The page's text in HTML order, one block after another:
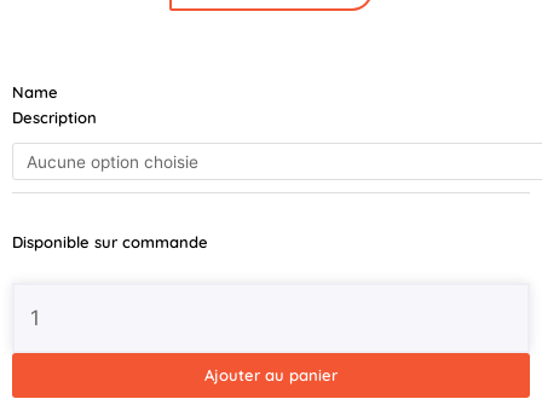
Name
Description
Disponible sur commande
de
BRIAN
JAMES
A-
essieux
Roues
Ajouter au panier